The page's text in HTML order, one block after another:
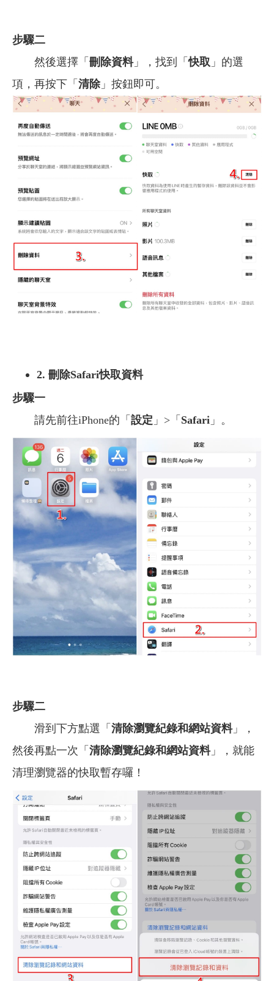
步驟二
然後選擇「 刪除資料」，找到「快取 」的選
項，再按下「 清除」按鈕即可。
2. 刪除Safari快取資料
步驟一
請先前往iPhone的「 設定 」>「 Safari 」。
步驟二
滑到下方點選「 清除瀏覽紀錄和網站資料」，
然後再點一次「 清除瀏覽紀錄和網站資料」，就能
清理瀏覽器的快取暫存囉！